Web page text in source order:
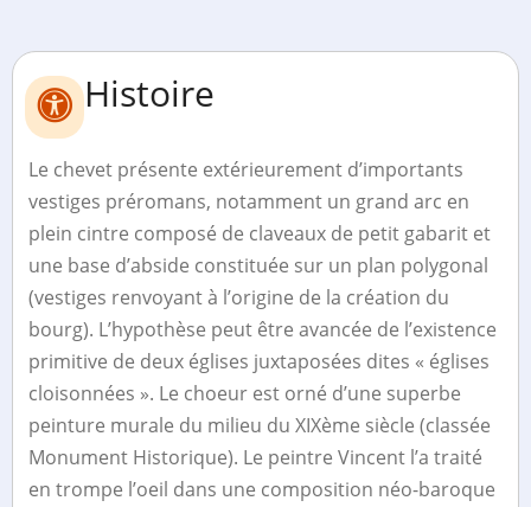
Histoire
Le chevet présente extérieurement d’importants
vestiges préromans, notamment un grand arc en
plein cintre composé de claveaux de petit gabarit et
une base d’abside constituée sur un plan polygonal
(vestiges renvoyant à l’origine de la création du
bourg). L’hypothèse peut être avancée de l’existence
primitive de deux églises juxtaposées dites « églises
cloisonnées ». Le choeur est orné d’une superbe
peinture murale du milieu du XIXème siècle (classée
Monument Historique). Le peintre Vincent l’a traité
en trompe l’oeil dans une composition néo-baroque